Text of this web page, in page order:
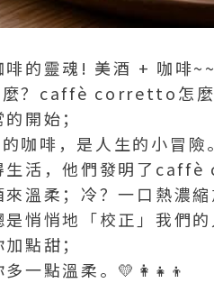
啡的靈魂! 美酒 + 咖啡~~
？caffè corretto怎麼
開始；
咖啡，是人生的小冒險
生活，他們發明了
來溫柔；冷？一口熱濃
是悄悄地「校正」我們
點甜；
一點溫柔。💛👩‍👧‍👦